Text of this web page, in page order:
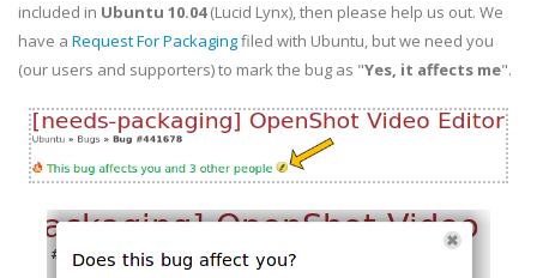
included in Ubuntu 10.04(Lucid Lynx), then please help us out. We
have a Request For Packagingfiled with Ubuntu, but we need you
(our users and supporters) to mark the bug as "Yes, it affects me".